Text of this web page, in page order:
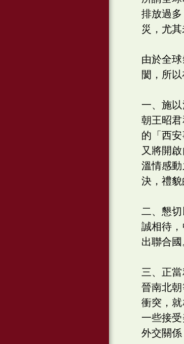
排放過
災，尤
由於全
閡，所
一、施
朝王昭
的「西
又將開
溫情感
決，禮貌
二、懇
誠相待
出聯合
三、正
晉南北
衝突，
一些接
外交關係